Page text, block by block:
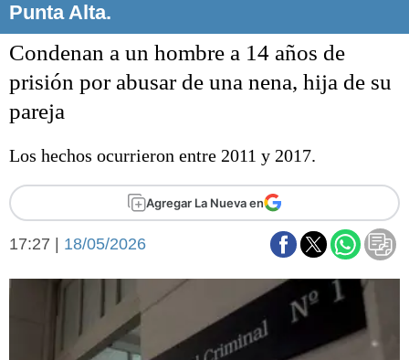
El mundo
Seguridad
Deportes
Liga del Sur
Fútbol
Federal A
Arte y cultura
Economía y campo
Economía y finanzas
Con el campo
Espacio empresas
Punta Alta.
Condenan a un hombre a 14 años de
prisión por abusar de una nena, hija de su
pareja
Los hechos ocurrieron entre 2011 y 2017.
Agregar La Nueva en
17:27 | 18/05/2026